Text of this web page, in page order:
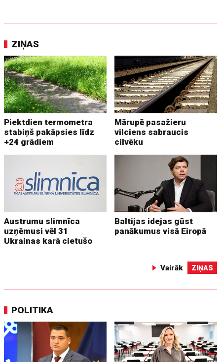
ZIŅAS
Piektdien termometra
stabiņš pakāpsies līdz
+24 grādiem
Mārupē pasažieru
vilciens sabraucis
cilvēku
Austrumu slimnīca
uzņēmusi vēl 31
Ukrainas karā cietušo
Baltijas idejas gūst
panākumus visā Eiropā
Vairāk ZIŅAS
POLITIKA